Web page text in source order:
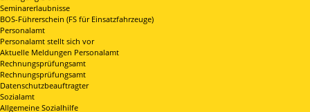
Seminarerlaubnisse
BOS-Führerschein (FS für Einsatzfahrzeuge)
Personalamt
Personalamt stellt sich vor
Aktuelle Meldungen Personalamt
Rechnungsprüfungsamt
Rechnungsprüfungsamt
Datenschutzbeauftragter
Sozialamt
Allgemeine Sozialhilfe